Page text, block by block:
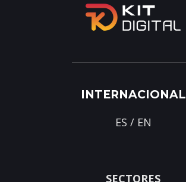
INTERNACIONAL
ES / EN
SECTORES